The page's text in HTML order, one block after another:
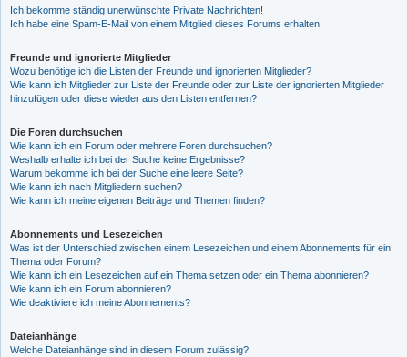
Ich bekomme ständig unerwünschte Private Nachrichten!
Ich habe eine Spam-E-Mail von einem Mitglied dieses Forums erhalten!
Freunde und ignorierte Mitglieder
Wozu benötige ich die Listen der Freunde und ignorierten Mitglieder?
Wie kann ich Mitglieder zur Liste der Freunde oder zur Liste der ignorierten Mitglieder
hinzufügen oder diese wieder aus den Listen entfernen?
Die Foren durchsuchen
Wie kann ich ein Forum oder mehrere Foren durchsuchen?
Weshalb erhalte ich bei der Suche keine Ergebnisse?
Warum bekomme ich bei der Suche eine leere Seite?
Wie kann ich nach Mitgliedern suchen?
Wie kann ich meine eigenen Beiträge und Themen finden?
Abonnements und Lesezeichen
Was ist der Unterschied zwischen einem Lesezeichen und einem Abonnements für ein
Thema oder Forum?
Wie kann ich ein Lesezeichen auf ein Thema setzen oder ein Thema abonnieren?
Wie kann ich ein Forum abonnieren?
Wie deaktiviere ich meine Abonnements?
Dateianhänge
Welche Dateianhänge sind in diesem Forum zulässig?